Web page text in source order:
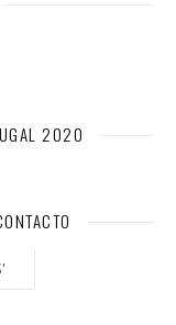
2020